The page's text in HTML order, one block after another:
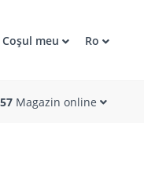
Coșul meu Ro
Magazin online